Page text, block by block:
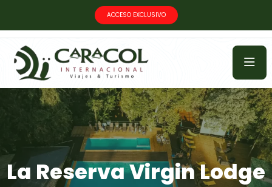
ACCESO EXCLUSIVO
La Reserva Virgin Lodge